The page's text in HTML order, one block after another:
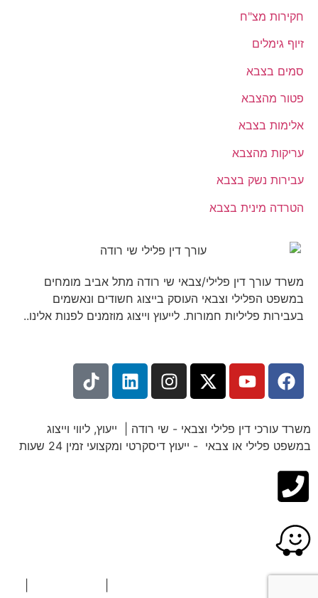
חקירות מצ"ח
זיוף גימלים
סמים בצבא
פטור מהצבא
אלימות בצבא
עריקות מהצבא
עבירות נשק בצבא
הטרדה מינית בצבא
משרד עורך דין פלילי/צבאי שי רודה מתל אביב מומחים
במשפט הפלילי וצבאי העוסק בייצוג חשודים ונאשמים
בעבירות פליליות חמורות. לייעוץ וייצוג מוזמנים לפנות אלינו..
משרד עורכי דין פלילי וצבאי - שי רודה | ייעוץ, ליווי וייצוג
במשפט פלילי או צבאי - ייעוץ דיסקרטי ומקצועי זמין 24 שעות